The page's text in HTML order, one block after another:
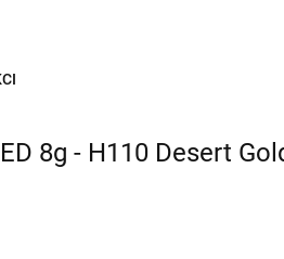
8g - H110 Desert